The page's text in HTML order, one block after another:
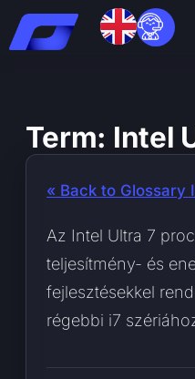
Skip
Term: Intel
« Back to Glossary
Az Intel Ultra 7
teljesítmény- és
fejlesztésekkel
régebbi i7